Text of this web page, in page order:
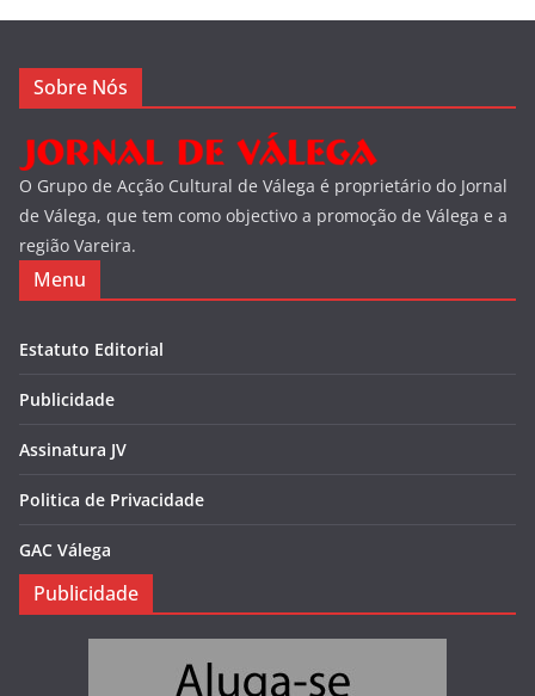
Sobre Nós
O Grupo de Acção Cultural de Válega é proprietário do Jornal
de Válega, que tem como objectivo a promoção de Válega e a
região Vareira.
Menu
Estatuto Editorial
Publicidade
Assinatura JV
Politica de Privacidade
GAC Válega
Publicidade